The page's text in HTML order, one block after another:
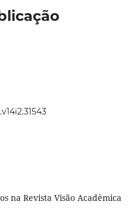
na Revista Visão Acadêmica